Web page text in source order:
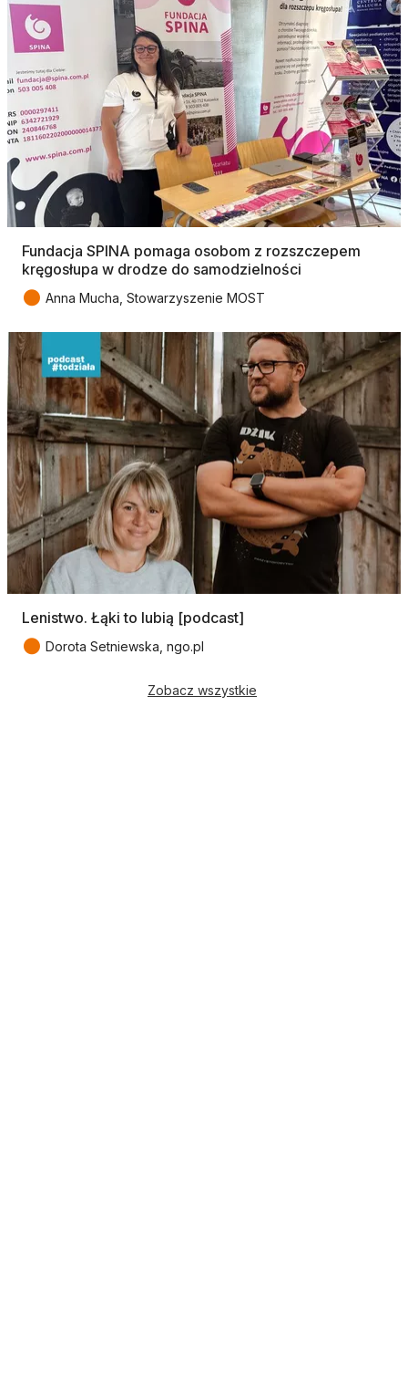
Fundacja SPINA pomaga osobom z rozszczepem
kręgosłupa w drodze do samodzielności
● Anna Mucha, Stowarzyszenie MOST
Lenistwo. Łąki to lubią [podcast]
● Dorota Setniewska, ngo.pl
Zobacz wszystkie